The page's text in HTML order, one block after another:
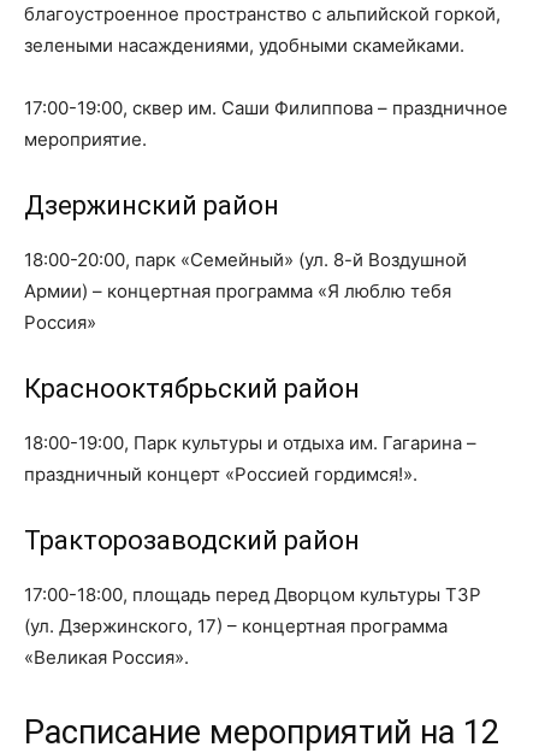
благоустроенное пространство с альпийской горкой,
зелеными насаждениями, удобными скамейками.
17:00-19:00, сквер им. Саши Филиппова – праздничное
мероприятие.
Дзержинский район
18:00-20:00, парк «Семейный» (ул. 8-й Воздушной
Армии) – концертная программа «Я люблю тебя
Россия»
Краснооктябрьский район
18:00-19:00, Парк культуры и отдыха им. Гагарина –
праздничный концерт «Россией гордимся!».
Тракторозаводский район
17:00-18:00, площадь перед Дворцом культуры ТЗР
(ул. Дзержинского, 17) – концертная программа
«Великая Россия».
Расписание мероприятий на 12